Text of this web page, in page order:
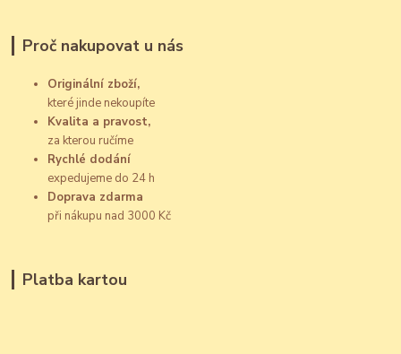
Proč nakupovat u nás
Originální zboží,
které jinde nekoupíte
Kvalita a pravost,
za kterou ručíme
Rychlé dodání
expedujeme do 24 h
Doprava zdarma
při nákupu nad 3000 Kč
Platba kartou